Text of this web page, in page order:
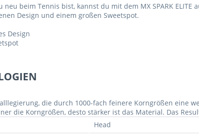
neu beim Tennis bist, kannst du mit dem MX SPARK
Design und einem großen Sweetspot.
Design
die durch 1000-fach feinere Korngrößen eine
die Korngrößen, desto stärker ist das Material. Das
Head